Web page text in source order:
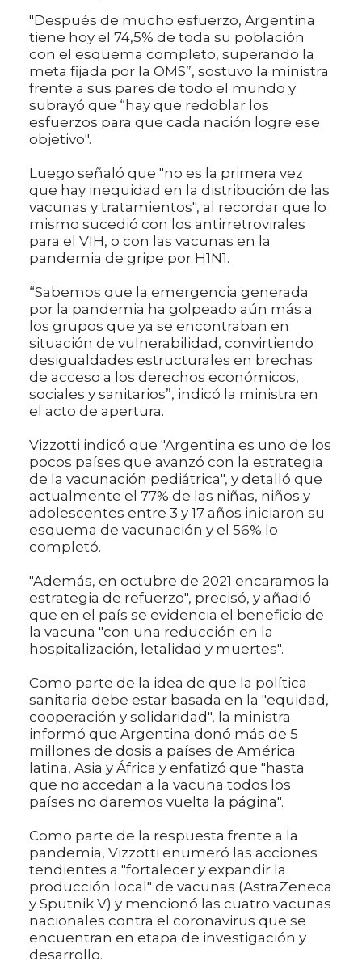
"Después de mucho esfuerzo, Argentina
tiene hoy el 74,5% de toda su población
con el esquema completo, superando la
meta fijada por la OMS”, sostuvo la ministra
frente a sus pares de todo el mundo y
subrayó que “hay que redoblar los
esfuerzos para que cada nación logre ese
objetivo".
Luego señaló que "no es la primera vez
que hay inequidad en la distribución de las
vacunas y tratamientos", al recordar que lo
mismo sucedió con los antirretrovirales
para el VIH, o con las vacunas en la
pandemia de gripe por H1N1.
“Sabemos que la emergencia generada
por la pandemia ha golpeado aún más a
los grupos que ya se encontraban en
situación de vulnerabilidad, convirtiendo
desigualdades estructurales en brechas
de acceso a los derechos económicos,
sociales y sanitarios”, indicó la ministra en
el acto de apertura.
Vizzotti indicó que "Argentina es uno de los
pocos países que avanzó con la estrategia
de la vacunación pediátrica", y detalló que
actualmente el 77% de las niñas, niños y
adolescentes entre 3 y 17 años iniciaron su
esquema de vacunación y el 56% lo
completó.
"Además, en octubre de 2021 encaramos la
estrategia de refuerzo", precisó, y añadió
que en el país se evidencia el beneficio de
la vacuna "con una reducción en la
hospitalización, letalidad y muertes".
Como parte de la idea de que la política
sanitaria debe estar basada en la "equidad,
cooperación y solidaridad", la ministra
informó que Argentina donó más de 5
millones de dosis a países de América
latina, Asia y África y enfatizó que "hasta
que no accedan a la vacuna todos los
países no daremos vuelta la página".
Como parte de la respuesta frente a la
pandemia, Vizzotti enumeró las acciones
tendientes a "fortalecer y expandir la
producción local" de vacunas (AstraZeneca
y Sputnik V) y mencionó las cuatro vacunas
nacionales contra el coronavirus que se
encuentran en etapa de investigación y
desarrollo.